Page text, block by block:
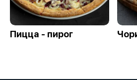
Пицца - пирог